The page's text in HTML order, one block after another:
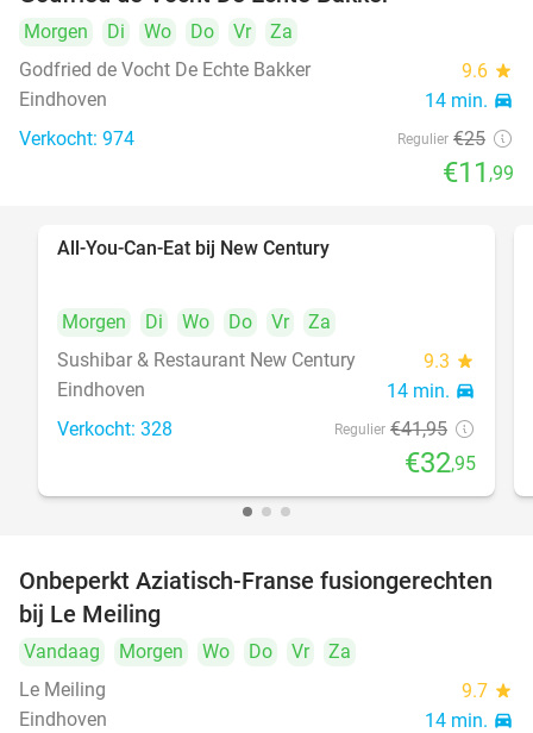
Morgen Di Wo Do Vr
Za
Godfried de Vocht De Echte Bakker
9.6 star
Eindhoven 14 min. directions_car
Verkocht: 974 Regulier €25
€11 ,99
All-You-Can-Eat bij New Century
Morgen Di Wo Do Vr
Za
Sushibar & Restaurant New Century
9.3 star
Eindhoven 14 min. directions_car
Verkocht: 328 Regulier €41,95
€32,95
19%
Onbeperkt Aziatisch-Franse fusiongerechten
bij Le Meiling
Vandaag Morgen Wo Do Vr
Za
Le Meiling
9.7 star
Eindhoven 14 min. directions_car